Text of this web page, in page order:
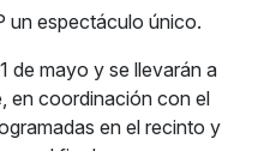
un espectáculo único.
de mayo y se llevarán a
en coordinación con el
en el recinto y